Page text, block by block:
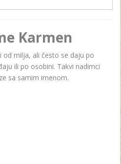
Karmen
od milja, ali često se daju po
ili po osobini. Takvi nadimci
sa samim imenom.